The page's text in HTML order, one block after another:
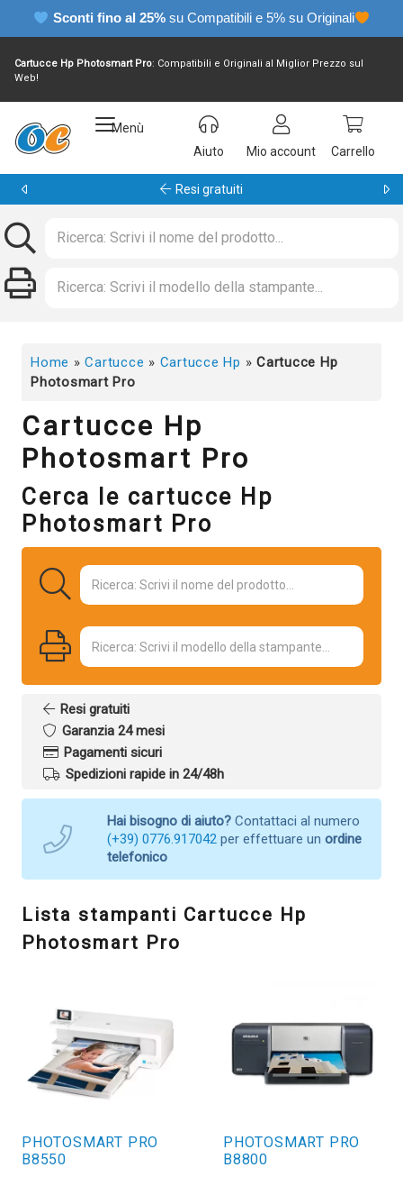
Sconti fino al 25% su Compatibili e 5% su Originali
Cartucce Hp Photosmart Pro: Compatibili e Originali al Miglior Prezzo sul
Web!
Menù
Aiuto
Mio account Carrello
Garanzia 24 mesi
Home »Cartucce » Cartucce Hp » Cartucce Hp
Photosmart Pro
Cartucce Hp
Photosmart Pro
Cerca le cartucce Hp
Photosmart Pro
Resi gratuiti
Garanzia 24 mesi
Pagamenti sicuri
Spedizioni rapide in 24/48h
Hai bisogno di aiuto? Contattaci al numero
(+39) 0776.917042 per effettuare un ordine
telefonico
Lista stampanti Cartucce Hp
Photosmart Pro
PHOTOSMART PRO
B8550
PHOTOSMART PRO
B8800